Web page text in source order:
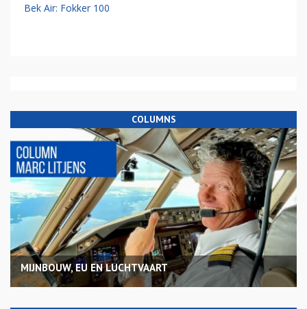
Bek Air: Fokker 100
COLUMNS
MIJNBOUW, EU EN LUCHTVAART